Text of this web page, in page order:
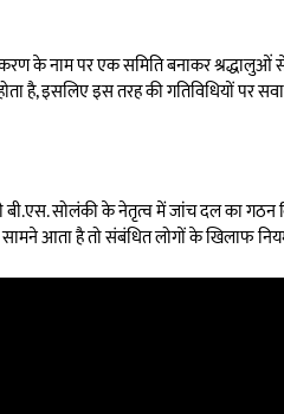
के नाम पर एक समिति बनाकर
है, इसलिए इस तरह की गतिविधियों पर
सोलंकी के नेतृत्व में जांच दल का गठन
आता है तो संबंधित लोगों के खिलाफ